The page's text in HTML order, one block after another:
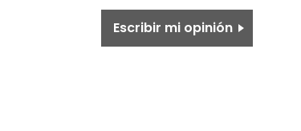
Escribir mi opinión